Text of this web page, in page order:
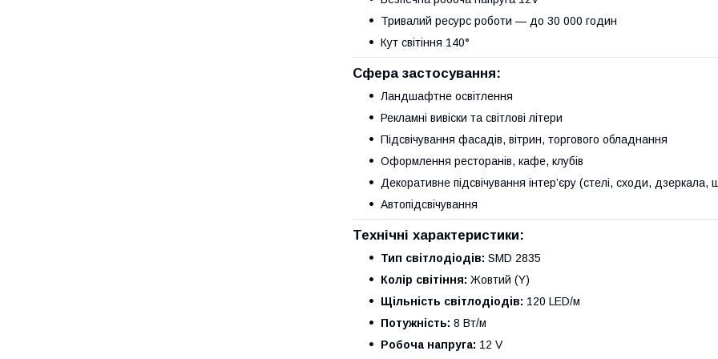
Тривалий ресурс роботи — до 30 000 годин
Кут світіння 140°
Сфера застосування:
Ландшафтне освітлення
Рекламні вивіски та світлові літери
Підсвічування фасадів, вітрин, торгового обладнання
Оформлення ресторанів, кафе, клубів
Декоративне підсвічування інтер’єру (стелі, сходи, дзеркала,
Автопідсвічування
Технічні характеристики:
Тип світлодіодів: SMD 2835
Колір світіння: Жовтий (Y)
Щільність світлодіодів: 120 LED/м
Потужність: 8 Вт/м
Робоча напруга: 12 V